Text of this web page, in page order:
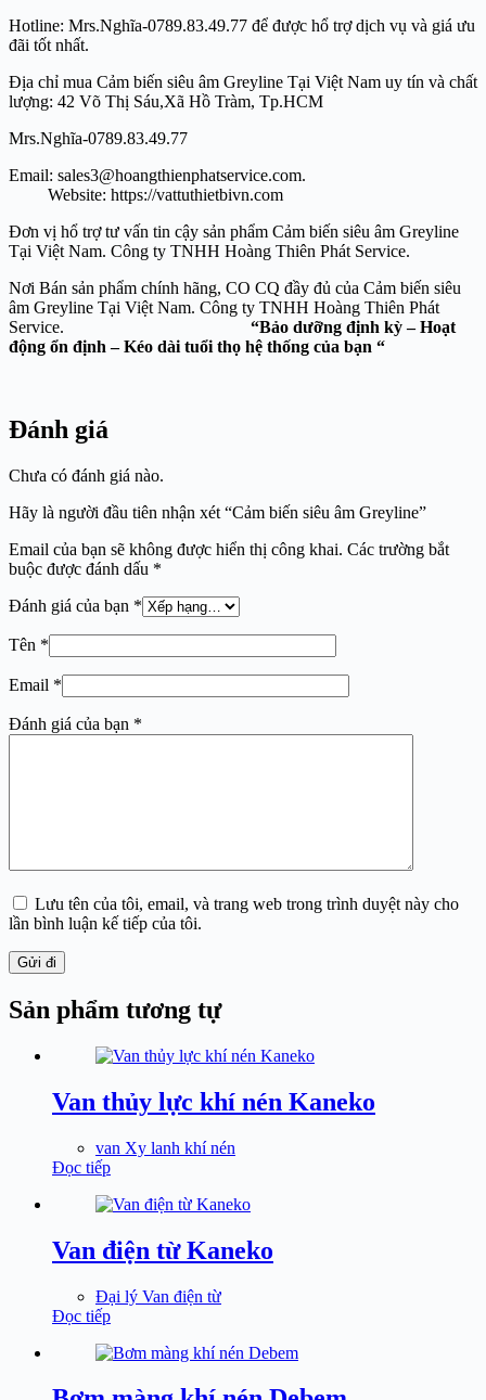
Hotline: Mrs.Nghĩa-0789.83.49.77 để được hổ trợ dịch vụ và giá ưu
đãi tốt nhất.
Địa chỉ mua Cảm biến siêu âm Greyline Tại Việt Nam uy tín và chất
lượng: 42 Võ Thị Sáu,Xã Hồ Tràm, Tp.HCM
Mrs.Nghĩa-0789.83.49.77
Email: sales3@hoangthienphatservice.com.
Website: https://vattuthietbivn.com
Đơn vị hổ trợ tư vấn tin cậy sản phẩm Cảm biến siêu âm Greyline
Tại Việt Nam. Công ty TNHH Hoàng Thiên Phát Service.
Nơi Bán sản phẩm chính hãng, CO CQ đầy đủ của Cảm biến siêu
âm Greyline Tại Việt Nam. Công ty TNHH Hoàng Thiên Phát
Service. “Bảo dưỡng định kỳ – Hoạt
động ổn định – Kéo dài tuổi thọ hệ thống của bạn “
Đánh giá
Chưa có đánh giá nào.
Hãy là người đầu tiên nhận xét “Cảm biến siêu âm Greyline”
Email của bạn sẽ không được hiển thị công khai. Các trường bắt
buộc được đánh dấu *
Đánh giá của bạn *
Tên *
Email *
Đánh giá của bạn *
Lưu tên của tôi, email, và trang web trong trình duyệt này cho
lần bình luận kế tiếp của tôi.
Gửi đi
Sản phẩm tương tự
Van thủy lực khí nén Kaneko
van Xy lanh khí nén
Đọc tiếp
Van điện từ Kaneko
Đại lý Van điện từ
Đọc tiếp